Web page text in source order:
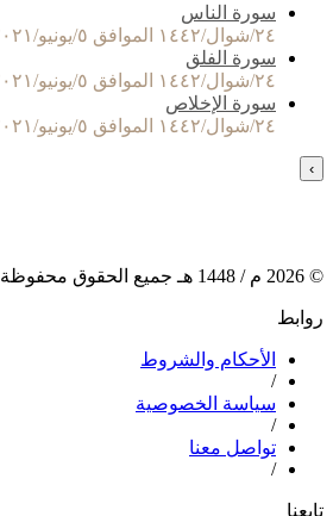
سورة الناس
٢٤/شوال/١٤٤٢ الموافق ٥/يونيو/٢٠٢١
سورة الفلق
٢٤/شوال/١٤٤٢ الموافق ٥/يونيو/٢٠٢١
سورة الإخلاص
٢٤/شوال/١٤٤٢ الموافق ٥/يونيو/٢٠٢١
›
©
2026 م / 1448 هـ جميع الحقوق محفوظة
روابط
الأحكام والشروط
/
سياسة الخصوصية
/
تواصل معنا
/
تابعنا